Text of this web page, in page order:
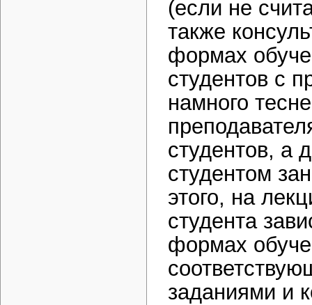
(если не
также
формах
студентов с
намного
студентов, а
студентом
этого, на
студента
формах
заданиями и